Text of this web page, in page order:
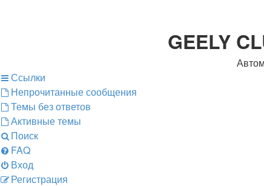
GEELY
Ссылки
Непрочитанные сообщения
Темы без ответов
Активные темы
Поиск
FAQ
Вход
Регистрация